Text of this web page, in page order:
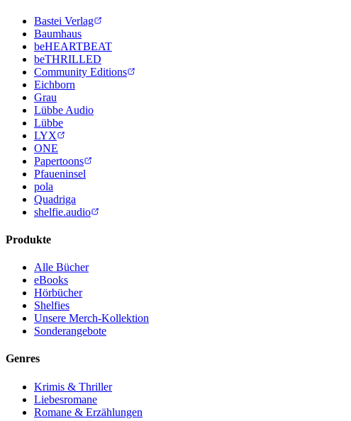
Bastei Verlag
Baumhaus
beHEARTBEAT
beTHRILLED
Community Editions
Eichborn
Grau
Lübbe Audio
Lübbe
LYX
ONE
Papertoons
Pfaueninsel
pola
Quadriga
shelfie.audio
Produkte
Alle Bücher
eBooks
Hörbücher
Shelfies
Unsere Merch-Kollektion
Sonderangebote
Genres
Krimis & Thriller
Liebesromane
Romane & Erzählungen